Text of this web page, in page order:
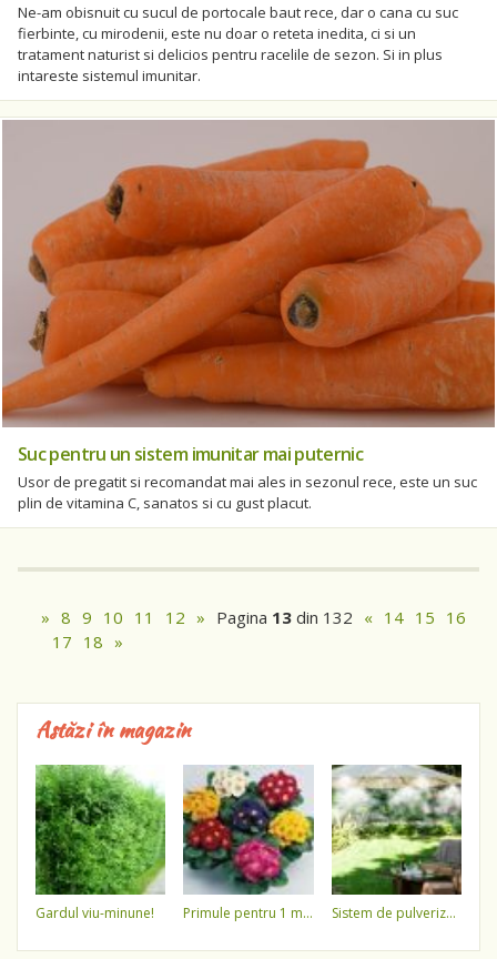
Ne-am obisnuit cu sucul de portocale baut rece, dar o cana cu suc
fierbinte, cu mirodenii, este nu doar o reteta inedita, ci si un
tratament naturist si delicios pentru racelile de sezon. Si in plus
intareste sistemul imunitar.
Suc pentru un sistem imunitar mai puternic
Usor de pregatit si recomandat mai ales in sezonul rece, este un suc
plin de vitamina C, sanatos si cu gust placut.
» 8 9 10 11 12 » Pagina 13 din 132 « 14 15 16
17 18 »
Astăzi în magazin
gardul viu-minune! primule pentru 1 martie 3,5 lei / ghiveci !!!! sistem de pulverizare a apei